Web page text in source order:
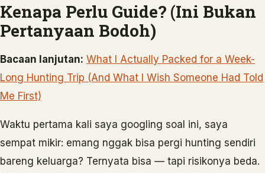
Kenapa Perlu Guide? (Ini Bukan
Pertanyaan Bodoh)
Bacaan lanjutan: What I Actually Packed for a Week-
Long Hunting Trip (And What I Wish Someone Had Told
Me First)
Waktu pertama kali saya googling soal ini, saya
sempat mikir: emang nggak bisa pergi hunting sendiri
bareng keluarga? Ternyata bisa — tapi risikonya beda.